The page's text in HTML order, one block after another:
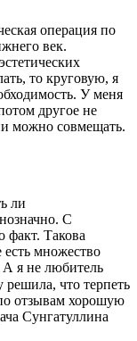
операция по
век.
то круговую, я
У меня
другое не
можно совмещать.
ли
С
факт. Такова
множество
я не любитель
что терпеть
отзывам хорошую
Сунгатуллина